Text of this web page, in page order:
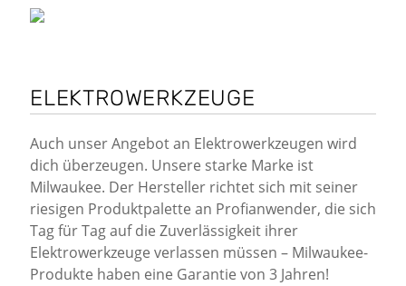
ELEKTROWERKZEUGE
Auch unser Angebot an Elektrowerkzeugen wird
dich überzeugen. Unsere starke Marke ist
Milwaukee. Der Hersteller richtet sich mit seiner
riesigen Produktpalette an Profianwender, die sich
Tag für Tag auf die Zuverlässigkeit ihrer
Elektrowerkzeuge verlassen müssen – Milwaukee-
Produkte haben eine Garantie von 3 Jahren!